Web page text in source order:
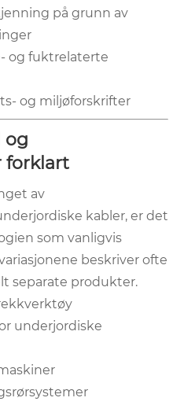
på grunn av
og fuktrelaterte
og miljøforskrifter
og
forklart
av
kabler, er det
som vanligvis
beskriver ofte
separate produkter.
underjordiske